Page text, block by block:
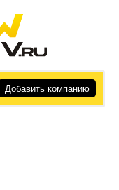
Добавить компанию